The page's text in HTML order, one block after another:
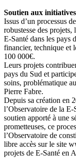
Soutien aux
Issus d’un processus
robustesse des projets,
E-Santé dans les pays
financier, technique et
100 000€.
Leurs projets
pays du Sud et
soins, problématique
Pierre Fabre.
Depuis sa création en
l’Observatoire de la
soutien apporté à une
prometteuses, ce
l’Observatoire de
libre accès sur le site
projets de E-Santé en